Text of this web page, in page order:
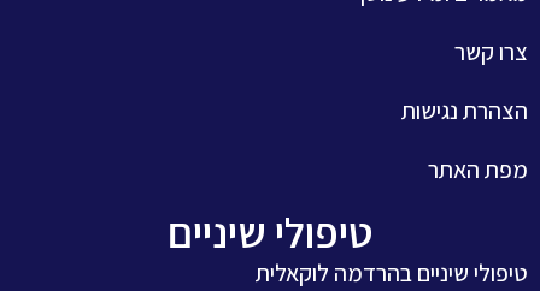
צרו קשר
הצהרת נגישות
מפת האתר
טיפולי שיניים
טיפולי שיניים בהרדמה לוקאלית